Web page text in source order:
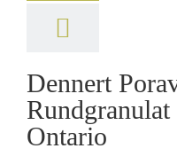
Dennert
Ontario